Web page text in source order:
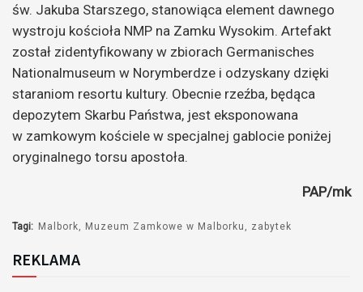
św. Jakuba Starszego, stanowiąca element dawnego
wystroju kościoła NMP na Zamku Wysokim. Artefakt
został zidentyfikowany w zbiorach Germanisches
Nationalmuseum w Norymberdze i odzyskany dzięki
staraniom resortu kultury. Obecnie rzeźba, będąca
depozytem Skarbu Państwa, jest eksponowana
w zamkowym kościele w specjalnej gablocie poniżej
oryginalnego torsu apostoła.
PAP/mk
Tagi: Malbork Muzeum Zamkowe w Malborku zabytek
REKLAMA